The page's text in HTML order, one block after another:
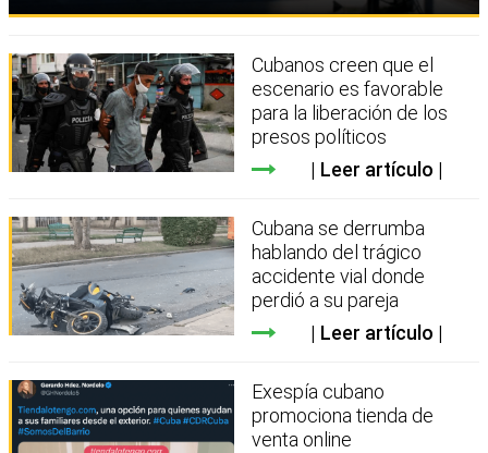
Cubanos creen que el
escenario es favorable
para la liberación de los
presos políticos
Leer artículo
Cubana se derrumba
hablando del trágico
accidente vial donde
perdió a su pareja
Leer artículo
Exespía cubano
promociona tienda de
venta online